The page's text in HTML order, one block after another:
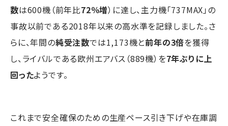
数は600機（前年比72％増）に達し、主力機「737MAX」の
事故以前である2018年以来の高水準を記録しました。さ
らに、年間の純受注数では1,173機と前年の3倍を獲得
し、ライバルである欧州エアバス（889機）を7年ぶりに上
回ったようです。
これまで安全確保のための生産ペース引き下げや在庫調